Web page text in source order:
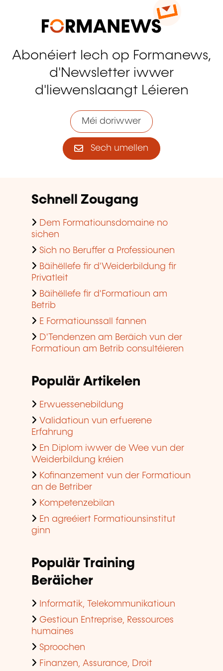
Abonéiert Iech op Formanews,
d'Newsletter iwwer
d'liewenslaangt Léieren
Méi doriwwer
Sech umellen
Schnell Zougang
Dem Formatiounsdomaine no
sichen
Sich no Beruffer a Professiounen
Bäihëllefe fir d'Weiderbildung fir
Privatleit
Bäihëllefe fir d'Formatioun am
Betrib
E Formatiounssall fannen
D'Tendenzen am Beräich vun der
Formatioun am Betrib consultéieren
Populär Artikelen
Erwuessenebildung
Validatioun vun erfuerene
Erfahrung
En Diplom iwwer de Wee vun der
Weiderbildung kréien
Kofinanzement vun der Formatioun
an de Betriber
Kompetenzebilan
En agreéiert Formatiounsinstitut
ginn
Populär Training
Beräicher
Informatik, Telekommunikatioun
Gestioun Entreprise, Ressources
humaines
Sproochen
Finanzen, Assurance, Droit